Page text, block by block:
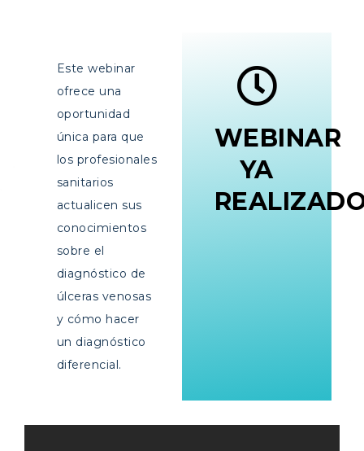
Este webinar
ofrece una
oportunidad
única para que
los profesionales
sanitarios
actualicen sus
conocimientos
sobre el
diagnóstico de
úlceras venosas
y cómo hacer
un diagnóstico
diferencial.
WEBINAR
YA